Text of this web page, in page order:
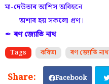
মা-দেউতাৰ আশিস অবিহনে
অশাৰ হয় সকলো প্ৰণ।
✒ৰণ জ্যোতি নাথ
Tags কবিতা ৰণ জ্যোতি নাথ
Facebook